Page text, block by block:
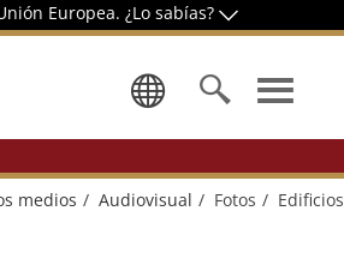
Europea. ¿Lo sabías?
medios Audiovisual Fotos Edificios